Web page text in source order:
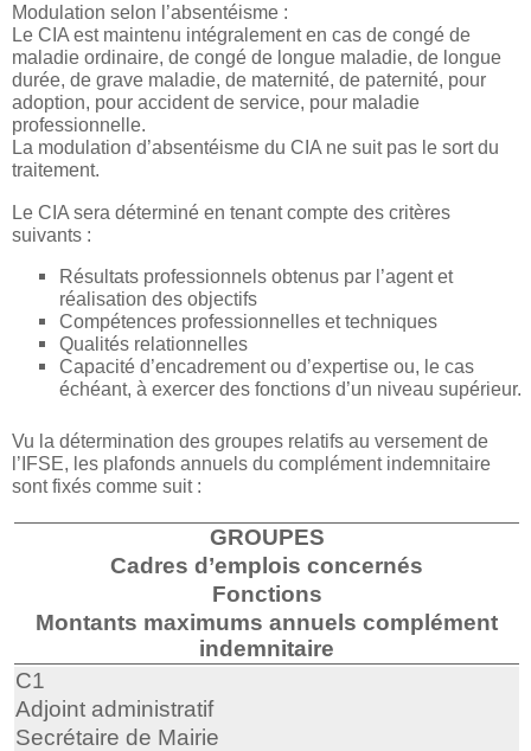
Modulation selon l’absentéisme :
Le CIA est maintenu intégralement en cas de congé de
maladie ordinaire, de congé de longue maladie, de longue
durée, de grave maladie, de maternité, de paternité, pour
adoption, pour accident de service, pour maladie
professionnelle.
La modulation d’absentéisme du CIA ne suit pas le sort du
traitement.
Le CIA sera déterminé en tenant compte des critères
suivants :
Résultats professionnels obtenus par l’agent et
réalisation des objectifs
Compétences professionnelles et techniques
Qualités relationnelles
Capacité d’encadrement ou d’expertise ou, le cas
échéant, à exercer des fonctions d’un niveau supérieur.
Vu la détermination des groupes relatifs au versement de
l’IFSE, les plafonds annuels du complément indemnitaire
sont fixés comme suit :
GROUPES
Cadres d’emplois concernés
Fonctions
Montants maximums annuels complément
indemnitaire
C1
Adjoint administratif
Secrétaire de Mairie